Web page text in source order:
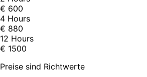
€ 600
4 Hours
€ 880
12 Hours
€ 1500
Preise sind Richtwerte